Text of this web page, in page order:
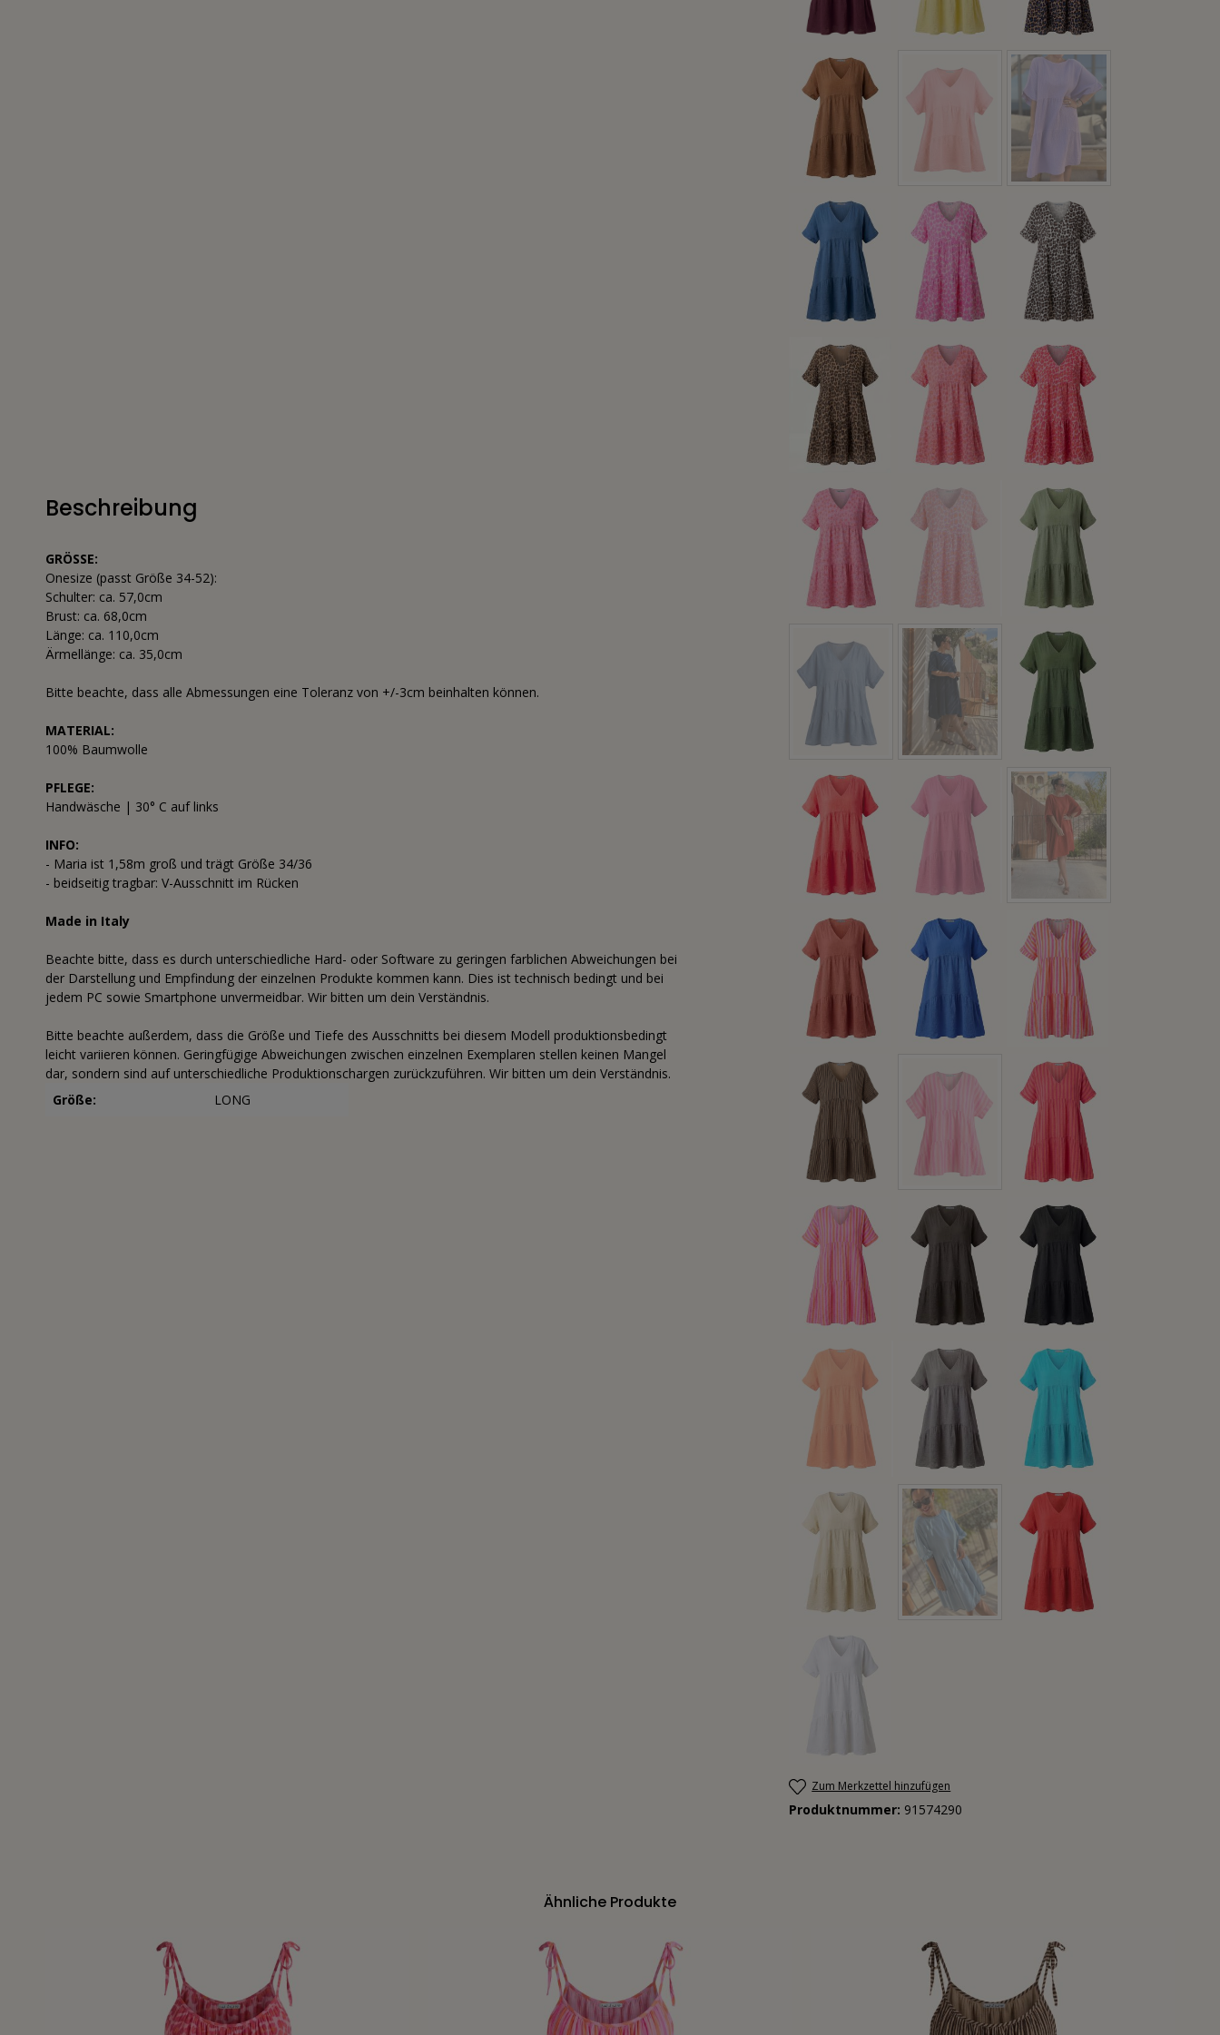
Zum Merkzettel hinzufügen
Produktnummer: 91574290
Beschreibung
GRÖSSE:
Onesize (passt Größe 34-52):
Schulter: ca. 57,0cm
Brust: ca. 68,0cm
Länge: ca. 110,0cm
Ärmellänge: ca. 35,0cm
Bitte beachte, dass alle Abmessungen eine Toleranz von +/-3cm beinhalten können.
MATERIAL:
100% Baumwolle
PFLEGE:
Handwäsche | 30° C auf links
INFO:
- Maria ist 1,58m groß und trägt Größe 34/36
- beidseitig tragbar: V-Ausschnitt im Rücken
Made in Italy
Beachte bitte, dass es durch unterschiedliche Hard- oder Software zu geringen farblichen Abweichungen bei
der Darstellung und Empfindung der einzelnen Produkte kommen kann. Dies ist technisch bedingt und bei
jedem PC sowie Smartphone unvermeidbar. Wir bitten um dein Verständnis.
Bitte beachte außerdem, dass die Größe und Tiefe des Ausschnitts bei diesem Modell produktionsbedingt
leicht variieren können. Geringfügige Abweichungen zwischen einzelnen Exemplaren stellen keinen Mangel
dar, sondern sind auf unterschiedliche Produktionschargen zurückzuführen. Wir bitten um dein Verständnis.
Größe:
LONG
Ähnliche Produkte